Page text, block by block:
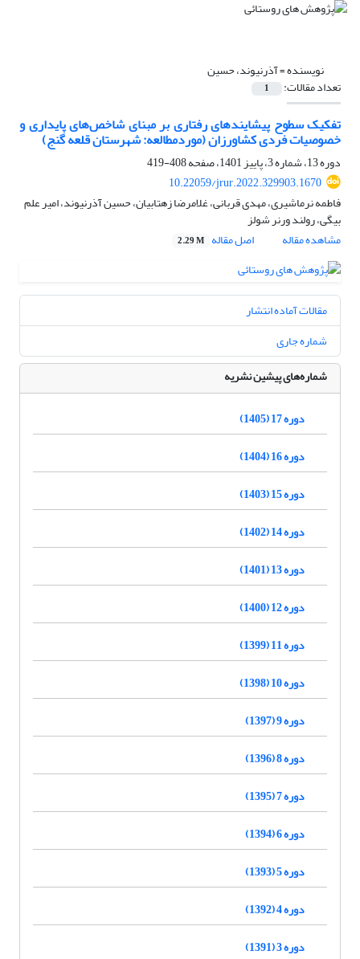
نویسنده =آذرنیوند، حسین
تعداد مقالات: 1
تفکیک سطوح پیشایندهای رفتاری بر مبنای شاخص‌های پایداری و
خصوصیات فردی کشاورزان (موردمطالعه: شهرستان قلعه گنج)
دوره 13، شماره 3، پاییز 1401، صفحه
408-419
10.22059/jrur.2022.329903.1670
فاطمه نرماشیری، مهدی قربانی، غلامرضا زهتابیان، حسین آذرنیوند، امیر علم
بیگی، رولند ورنر شولز
مشاهده مقاله
اصل مقاله 2.29 M
مقالات آماده انتشار
شماره جاری
شماره‌های پیشین نشریه
دوره 17 (1405)
دوره 16 (1404)
دوره 15 (1403)
دوره 14 (1402)
دوره 13 (1401)
دوره 12 (1400)
دوره 11 (1399)
دوره 10 (1398)
دوره 9 (1397)
دوره 8 (1396)
دوره 7 (1395)
دوره 6 (1394)
دوره 5 (1393)
دوره 4 (1392)
دوره 3 (1391)